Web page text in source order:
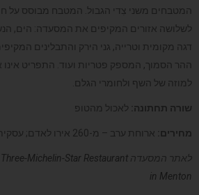
המטבחים משני צִדי הגבול. המטבח מבוסס על
לשלושה אזורים המקיפים את המסעדה: הים,
דגה מקומית וטרייה, גני הירק והתבלינים
ההר הסמוך, המספק פטריות ועוד. התפריט
למוזה של השף ולחומרי הגלם.
שורה תחתונה: לאכול מהטופ
מחירים: ארוחת ערב – מ-260 אירו לאדם; עסקית צהריים – מ-160 אירו
לאתר המסעדה Michelin-Star Restaurant
in Menton